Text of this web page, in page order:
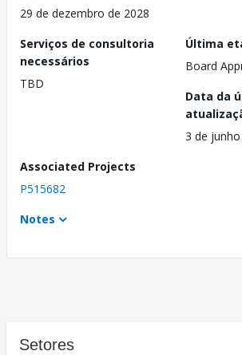
29 de dezembro de 2028
Serviços de consultoria
necessários
TBD
Última
Board
Data da
3 de
Associated Projects
P515682
Notes
Setores